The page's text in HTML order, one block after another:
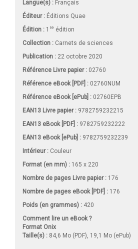
Langue(s) : Français
Éditeur : Éditions Quae
Édition : 1 re édition
Collection : Carnets de sciences
Publication : 22 octobre 2020
Référence Livre papier : 02760
Référence eBook [PDF] : 02760NUM
Référence eBook [ePub] : 02760EPB
EAN13 Livre papier : 9782759232215
EAN13 eBook [PDF] : 9782759232222
EAN13 eBook [ePub] : 9782759232239
Intérieur : Couleur
Format (en mm) : 165 x 220
Nombre de pages Livre papier: 176
Nombre de pages eBook [PDF] : 176
Poids (en grammes) : 420
Comment lire un eBook ?
Format Onix
Taille(s) : 84,6 Mo (PDF), 19,1 Mo (ePub)